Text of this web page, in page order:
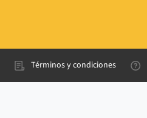
Términos y condiciones